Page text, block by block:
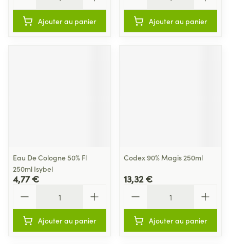
Ajouter au panier Ajouter au panier
Eau De Cologne 50% Fl
250ml Isybel
4,77 €
Ajouter au panier
Codex 90% Magis 250ml
13,32 €
Ajouter au panier